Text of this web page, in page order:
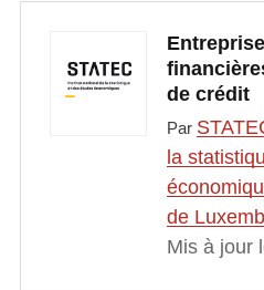
de crédit
Par
la
de
Mis à jour